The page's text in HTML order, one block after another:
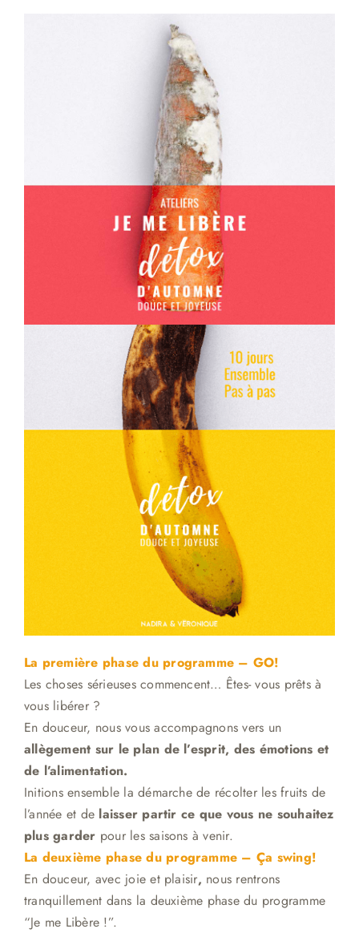
La première phase du programme – GO!
Les choses sérieuses commencent… Êtes- vous prêts à
vous libérer ?
En douceur, nous vous accompagnons vers un
allègement sur le plan de l’esprit, des émotions et
de l’alimentation.
Initions ensemble la démarche de récolter les fruits de
l’année et de laisser partir ce que vous ne souhaitez
plus garder pour les saisons à venir.
La deuxième phase du programme – Ça swing!
En douceur, avec joie et plaisir, nous rentrons
tranquillement dans la deuxième phase du programme
“Je me Libère !”.